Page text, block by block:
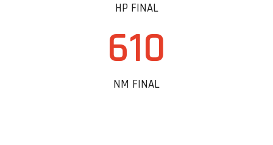
HP FINAL
610
NM FINAL